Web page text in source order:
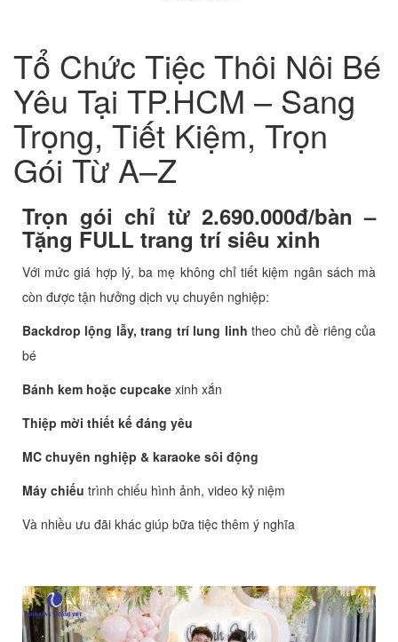
Tổ Chức Tiệc Thôi Nôi Bé
Yêu Tại TP.HCM – Sang
Trọng, Tiết Kiệm, Trọn
Gói Từ A–Z
Trọn gói chỉ từ 2.690.000đ/bàn –
Tặng FULL trang trí siêu xinh
Với mức giá hợp lý, ba mẹ không chỉ tiết kiệm ngân sách mà
còn được tận hưởng dịch vụ chuyên nghiệp:
Backdrop lộng lẫy, trang trí lung linh theo chủ đề riêng của
bé
Bánh kem hoặc cupcake xinh xắn
Thiệp mời thiết kế đáng yêu
MC chuyên nghiệp & karaoke sôi động
Máy chiếu trình chiếu hình ảnh, video kỷ niệm
Và nhiều ưu đãi khác giúp bữa tiệc thêm ý nghĩa